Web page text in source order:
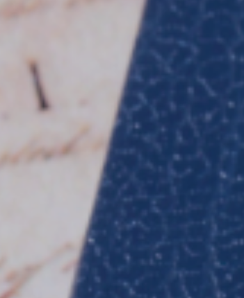
OFP Y HRO